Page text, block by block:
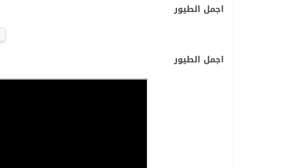
اجمل الطيور
اجمل الطيور